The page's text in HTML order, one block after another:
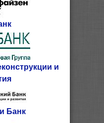
и
Банк